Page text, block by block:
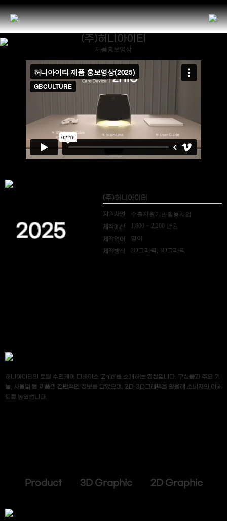
(주)허니아이티
제품홍보영상
2025
(주)허니아이티
지원사업 수출지원기반활용사업
제작예산 1,600 ~ 2,200 만원
제작언어 영어
제작방식 2D그래픽, 3D그래픽
허니아이티의 토탈 수면케어 디바이스 ‘Znie’를 소개하는 영상입니다. 구성품과 주요 기
능, 사용법 등 제품의 전반적인 정보를 담았으며, 2D·3D그래픽을 활용해 소비자의 이해
도를 높였습니다.
Product 3D Graphic 2D Graphic